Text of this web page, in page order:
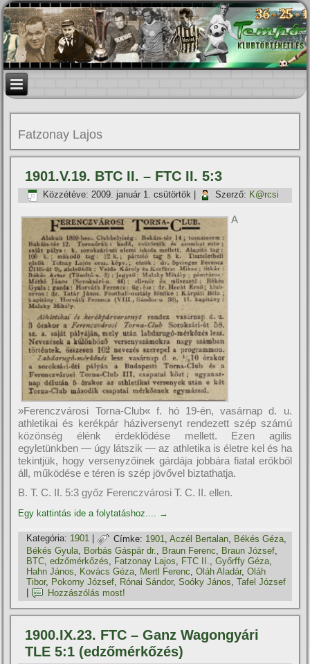
Fatzonay Lajos
1901.V.19. BTC II. – FTC II. 5:3
Közzétéve: 2009. január 1. csütörtök Szerző: K@rcsi
A
»Ferenczvárosi Torna-Club« f. hó 19-én, vasárnap d. u.
athletikai és kerékpár háziversenyt rendezett szép számú
közönség élénk érdeklődése mellett. Ezen agilis
egyletünkben — úgy látszik — az athletika is életre kel és ha
tekintjük, hogy versenyzőinek gárdája jobbára fiatal erőkből
áll, működése e téren is szép jövővel biztathatja.
B. T. C. II. 5:3 győz Ferenczvárosi T. C. II. ellen.
Egy kattintás ide a folytatáshoz.... →
Kategória: 1901 | Címke: 1901 ,Aczél Bertalan Békés Géza
Békés Gyula, Borbás Gáspár dr., Braun Ferenc, Braun József,
BTC,edzőmérkőzés, Fatzonay Lajos, FTC II.,Győrffy Géza,
Hahn János, Kovács Géza, Mertl Ferenc,Oláh Aladár,Oláh
Tibor, Pokorny József, Rónai Sándor,Soóky János,Tafel József
Hozzászólás most!
1900.IX.23. FTC – Ganz Wagongyári
TLE 5:1 (edzőmérkőzés)